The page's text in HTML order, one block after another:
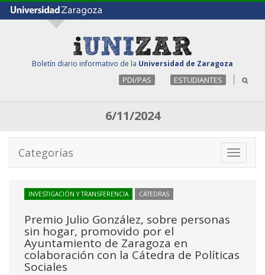
Boletín diario informativo de la Universidad de Zaragoza
PDI/PAS ESTUDIANTES
6/11/2024
Toggle
Categorías
INVESTIGACIÓN Y TRANSFERENCIA CÁTEDRAS
Premio Julio González, sobre personas
sin hogar, promovido por el
Ayuntamiento de Zaragoza en
colaboración con la Cátedra de Políticas
Sociales